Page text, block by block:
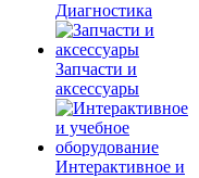
Диагностика
Запчасти и
аксессуары
Интерактивное и